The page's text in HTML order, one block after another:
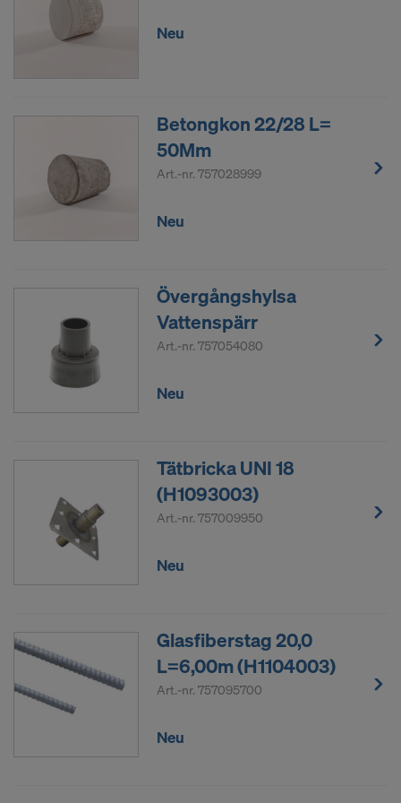
Neu
Betongkon 22/28 L=
50Mm
Art.-nr. 757028999
Neu
Övergångshylsa
Vattenspärr
Art.-nr. 757054080
Neu
Tätbricka UNI 18
(H1093003)
Art.-nr. 757009950
Neu
Glasfiberstag 20,0
L=6,00m (H1104003)
Art.-nr. 757095700
Neu